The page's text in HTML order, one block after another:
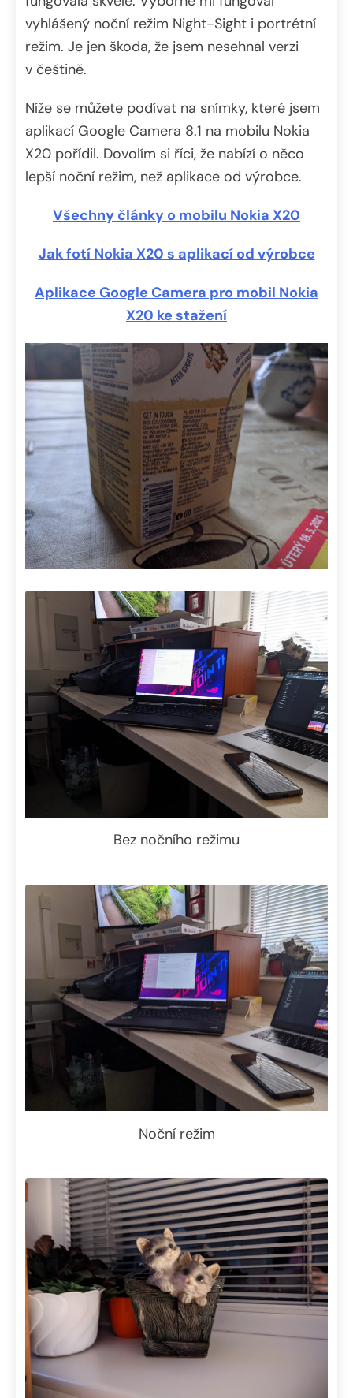
vyhlášený noční režim Night-Sight i portrétní
režim. Je jen škoda, že jsem nesehnal verzi
v češtině.
Níže se můžete podívat na snímky, které jsem
aplikací Google Camera 8.1 na mobilu Nokia
X20 pořídil. Dovolím si říci, že nabízí o něco
lepší noční režim, než aplikace od výrobce.
Všechny články o mobilu Nokia X20
Jak fotí Nokia X20 s aplikací od výrobce
Aplikace Google Camera pro mobil Nokia
X20 ke stažení
Bez nočního režimu
Noční režim